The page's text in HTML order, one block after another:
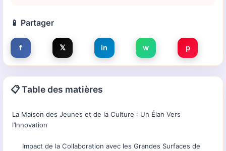
📱 Partager
f 𝕏 in w p
📋 Table des matières
La Maison des Jeunes et de la Culture : Un Élan Vers
l’Innovation
Impact de la Collaboration avec les Grandes Surfaces de